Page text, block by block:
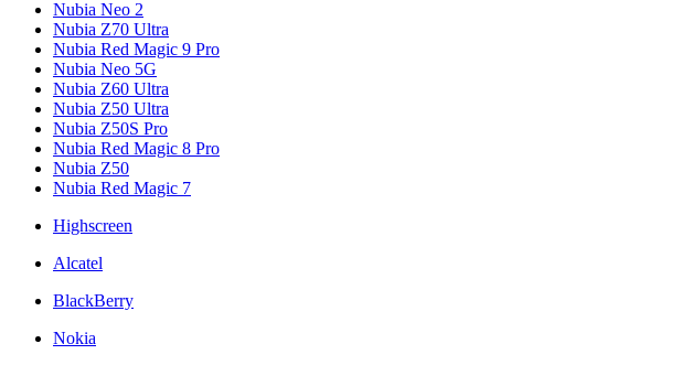
Nubia Neo 2
Nubia Z70 Ultra
Nubia Red Magic 9 Pro
Nubia Neo 5G
Nubia Z60 Ultra
Nubia Z50 Ultra
Nubia Z50S Pro
Nubia Red Magic 8 Pro
Nubia Z50
Nubia Red Magic 7
Highscreen
Alcatel
BlackBerry
Nokia